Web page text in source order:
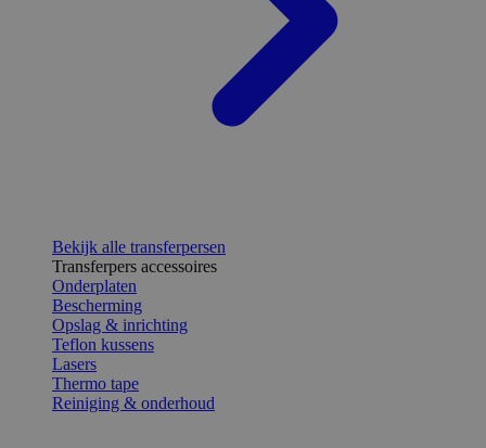
Bekijk alle transferpersen
Transferpers accessoires
Onderplaten
Bescherming
Opslag & inrichting
Teflon kussens
Lasers
Thermo tape
Reiniging & onderhoud